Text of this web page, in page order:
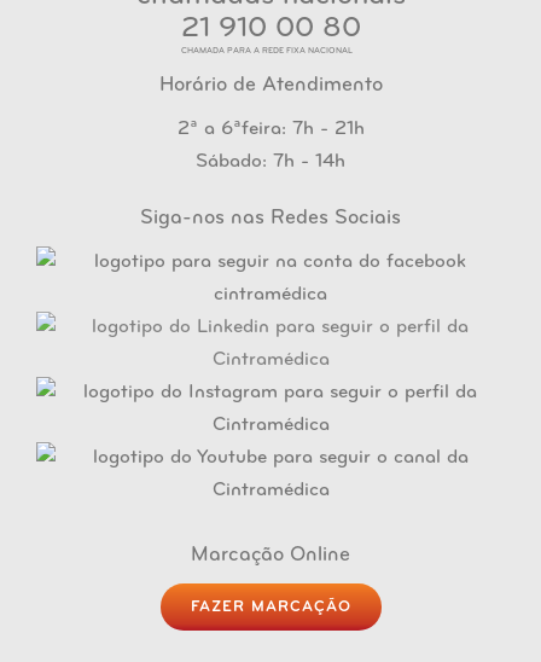
21 910 00 80
CHAMADA PARA A REDE FIXA NACIONAL
Horário de Atendimento
2ª a 6ªfeira: 7h - 21h
Sábado: 7h - 14h
Siga-nos nas Redes Sociais
Marcação Online
FAZER MARCAÇÃO